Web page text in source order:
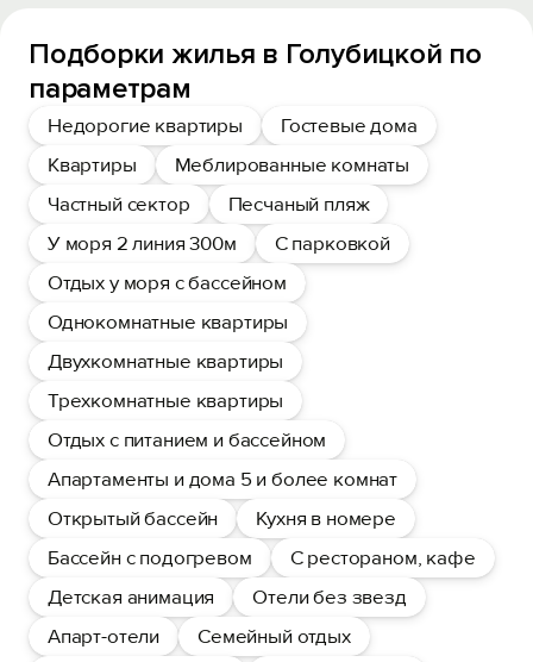
Подборки жилья в Голубицкой по
параметрам
Недорогие квартиры
Гостевые дома
Квартиры
Меблированные комнаты
Частный сектор
Песчаный пляж
У моря 2 линия 300м
С парковкой
Отдых у моря с бассейном
Однокомнатные квартиры
Двухкомнатные квартиры
Трехкомнатные квартиры
Отдых с питанием и бассейном
Апартаменты и дома 5 и более комнат
Открытый бассейн
Кухня в номере
Бассейн с подогревом
С рестораном, кафе
Детская анимация
Отели без звезд
Апарт-отели
Семейный отдых